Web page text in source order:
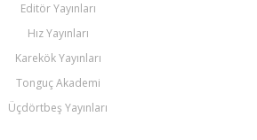
Editör Yayınları
Hız Yayınları
Karekök Yayınları
Tonguç Akademi
Üçdörtbeş Yayınları